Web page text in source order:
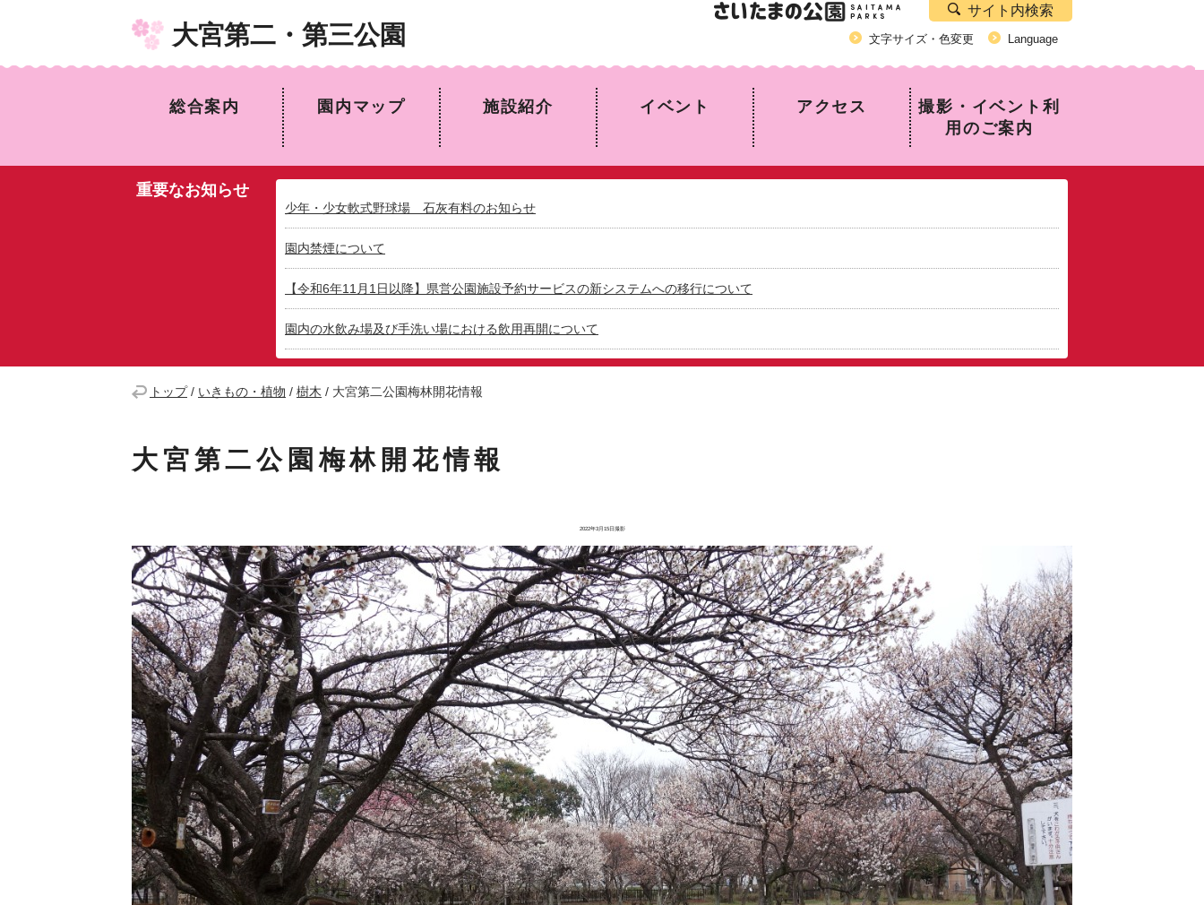
大宮第二・第三公園
サイト内検索
文字サイズ・色変更 Language
総合案内 園内マップ 施設紹介 イベント アクセス
撮影・イベント利
用のご案内
重要なお知らせ
少年・少女軟式野球場 石灰有料のお知らせ
園内禁煙について
【令和6年11月1日以降】県営公園施設予約サービスの新システムへの移行について
園内の水飲み場及び手洗い場における飲用再開について
トップ/ いきもの・植物 / 樹木 / 大宮第二公園梅林開花情報
大宮第二公園梅林開花情報
2022年3月15日撮影